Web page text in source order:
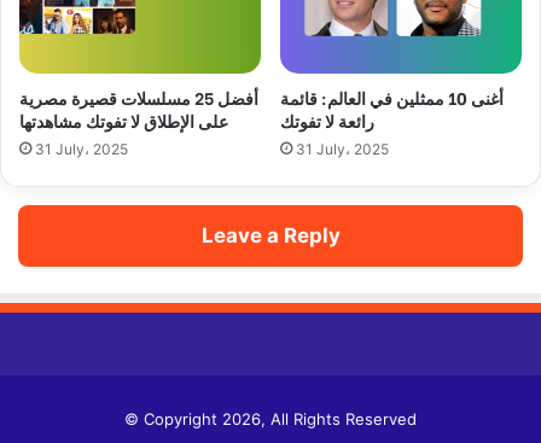
أفضل 25 مسلسلات قصيرة مصرية
على الإطلاق لا تفوتك مشاهدتها
31 July، 2025
أغنى 10 ممثلين في العالم: قائمة
رائعة لا تفوتك
31 July، 2025
Leave a Reply
© Copyright 2026, All Rights Reserved